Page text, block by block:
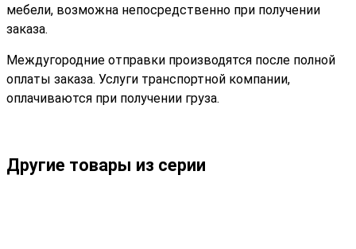
мебели, возможна непосредственно при получении
заказа.
Междугородние отправки производятся после полной
оплаты заказа. Услуги транспортной компании,
оплачиваются при получении груза.
Другие товары из серии